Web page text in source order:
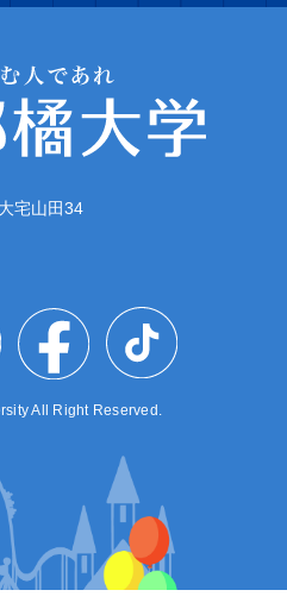
宅山田34
All Right Reserved.